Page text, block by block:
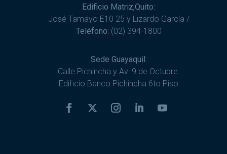
Edificio Matriz,Quito:
José Tamayo E10 25 y Lizardo García /
Teléfono: (02) 394-1800
Sede Guayaquil:
Calle Pichincha y Av. 9 de Octubre.
Edificio Banco Pichincha 6to Piso